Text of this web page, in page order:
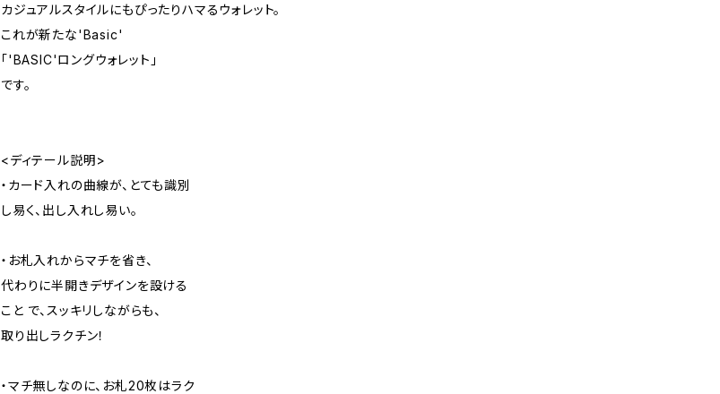
カジュアルスタイルにもぴったりハマるウォレット。
これが新たな'Basic'
「'BASIC'ロングウォレット」
です。
<ディテール説明>
・カード入れの曲線が、とても識別
し易く、出し入れし易い。
・お札入れからマチを省き、
代わりに半開きデザインを設ける
こと で、スッキリしながらも、
取り出しラクチン！
・マチ無しなのに、お札20枚はラク